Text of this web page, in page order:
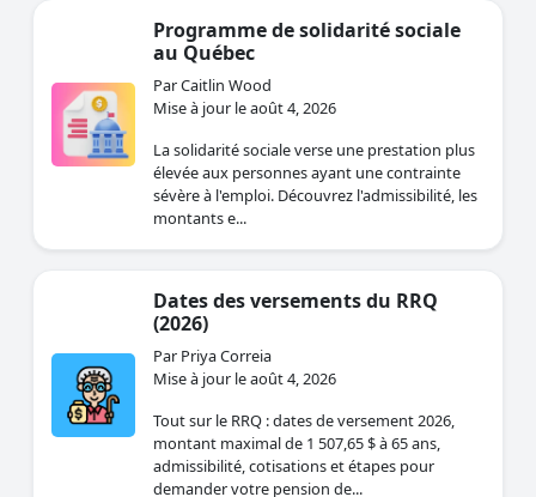
Programme de solidarité sociale
au Québec
Par Caitlin Wood
Mise à jour le août 4, 2026
La solidarité sociale verse une prestation plus
élevée aux personnes ayant une contrainte
sévère à l'emploi. Découvrez l'admissibilité, les
montants e...
Dates des versements du RRQ
(2026)
Par Priya Correia
Mise à jour le août 4, 2026
Tout sur le RRQ : dates de versement 2026,
montant maximal de 1 507,65 $ à 65 ans,
admissibilité, cotisations et étapes pour
demander votre pension de...